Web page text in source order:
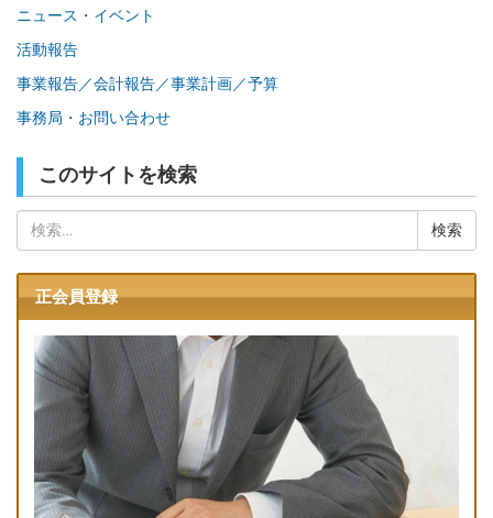
ニュース・イベント
活動報告
事業報告／会計報告／事業計画／予算
事務局・お問い合わせ
このサイトを検索
索:
正会員登録